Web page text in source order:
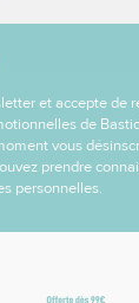
et accepte de
de
vous
prendre
personnelles.